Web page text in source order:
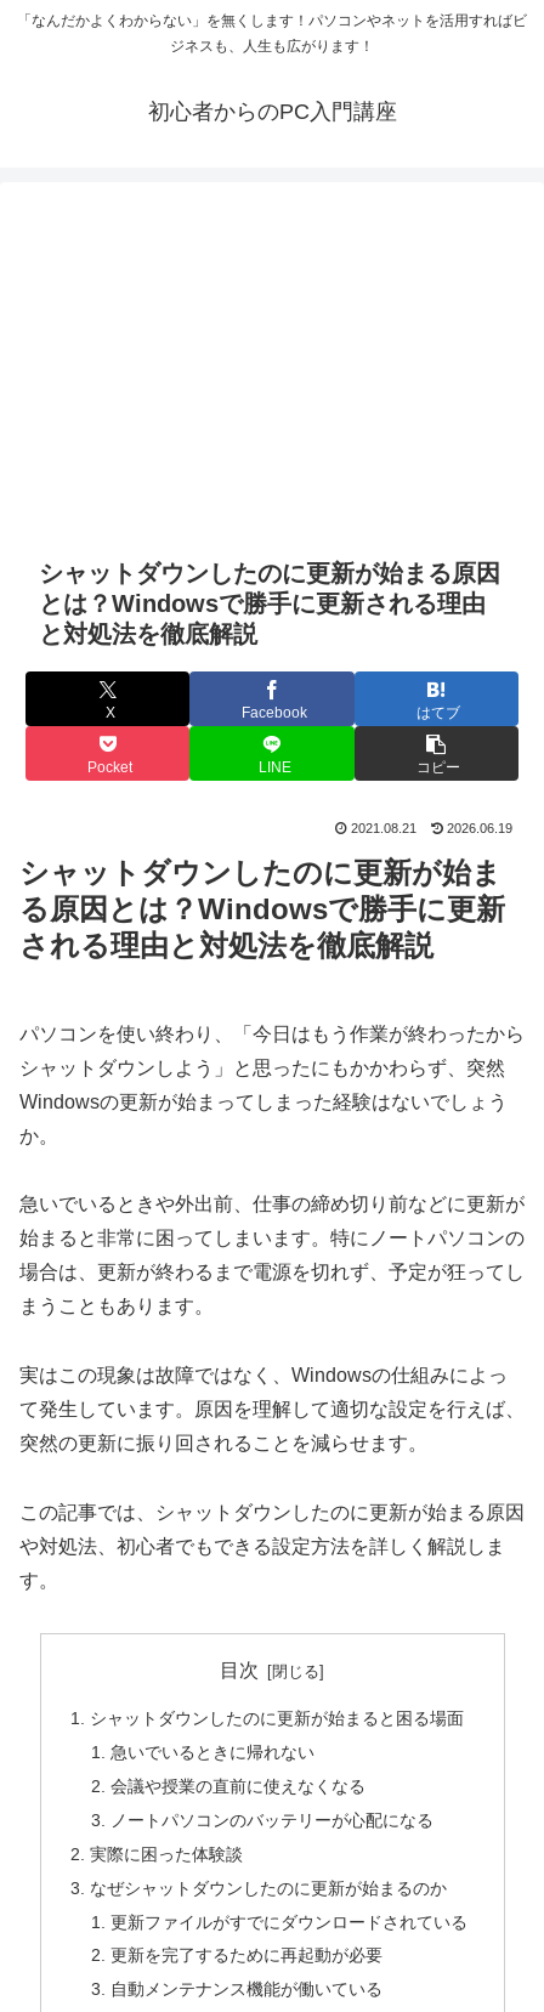
「なんだかよくわからない」を無くします！パソコンやネットを活用すればビ
ジネスも、人生も広がります！
初心者からのPC入門講座
シャットダウンしたのに更新が始まる原因
とは？Windowsで勝手に更新される理由
と対処法を徹底解説
X Facebook はてブ
Pocket LINE コピー
2021.08.21 2026.06.19
シャットダウンしたのに更新が始ま
る原因とは？Windowsで勝手に更新
される理由と対処法を徹底解説
パソコンを使い終わり、「今日はもう作業が終わったから
シャットダウンしよう」と思ったにもかかわらず、突然
Windowsの更新が始まってしまった経験はないでしょう
か。
急いでいるときや外出前、仕事の締め切り前などに更新が
始まると非常に困ってしまいます。特にノートパソコンの
場合は、更新が終わるまで電源を切れず、予定が狂ってし
まうこともあります。
実はこの現象は故障ではなく、Windowsの仕組みによっ
て発生しています。原因を理解して適切な設定を行えば、
突然の更新に振り回されることを減らせます。
この記事では、シャットダウンしたのに更新が始まる原因
や対処法、初心者でもできる設定方法を詳しく解説しま
す。
目次
シャットダウンしたのに更新が始まると困る場面
急いでいるときに帰れない
会議や授業の直前に使えなくなる
ノートパソコンのバッテリーが心配になる
実際に困った体験談
なぜシャットダウンしたのに更新が始まるのか
更新ファイルがすでにダウンロードされている
更新を完了するために再起動が必要
自動メンテナンス機能が働いている